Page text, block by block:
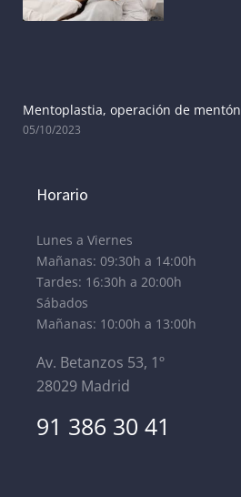
Mentoplastia, operación de mentón
05/10/2023
Horario
Lunes a Viernes
Mañanas: 09:30h a 14:00h
Tardes: 16:30h a 20:00h
Sábados
Mañanas: 10:00h a 13:00h
Av. Betanzos 53, 1º
28029 Madrid
91 386 30 41